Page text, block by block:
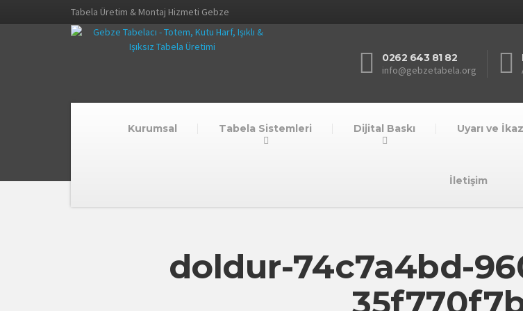
Tabela Üretim & Montaj Hizmeti Gebze
0262 643 81 82
info@gebzetabela.org
Kurumsal Tabela Sistemleri Dijital Baskı Uyarı ve
İletişim
doldur-74c7a4bd-